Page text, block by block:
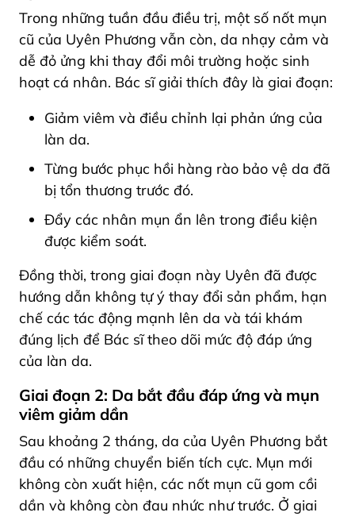
Trong những tuần đầu điều trị, một số nốt mụn
cũ của Uyên Phương vẫn còn, da nhạy cảm và
dễ đỏ ửng khi thay đổi môi trường hoặc sinh
hoạt cá nhân. Bác sĩ giải thích đây là giai đoạn:
Giảm viêm và điều chỉnh lại phản ứng của
làn da.
Từng bước phục hồi hàng rào bảo vệ da đã
bị tổn thương trước đó.
Đẩy các nhân mụn ẩn lên trong điều kiện
được kiểm soát.
Đồng thời, trong giai đoạn này Uyên đã được
hướng dẫn không tự ý thay đổi sản phẩm, hạn
chế các tác động mạnh lên da và tái khám
đúng lịch để Bác sĩ theo dõi mức độ đáp ứng
của làn da.
Giai đoạn 2: Da bắt đầu đáp ứng và mụn
viêm giảm dần
Sau khoảng 2 tháng, da của Uyên Phương bắt
đầu có những chuyển biến tích cực. Mụn mới
không còn xuất hiện, các nốt mụn cũ gom cồi
dần và không còn đau nhức như trước. Ở giai